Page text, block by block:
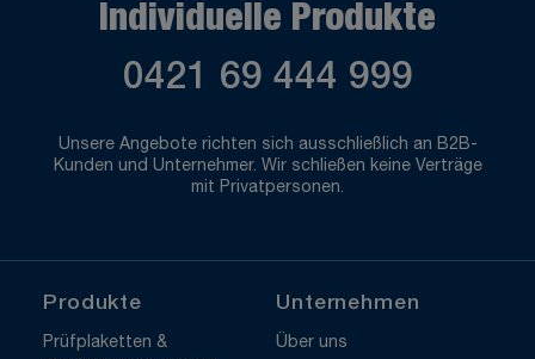
Individuelle Produkte
0421 69 444 999
Unsere Angebote richten sich ausschließlich an B2B-
Kunden und Unternehmer. Wir schließen keine Verträge
mit Privatpersonen.
Produkte
Prüfplaketten &
Unternehmen
Über uns